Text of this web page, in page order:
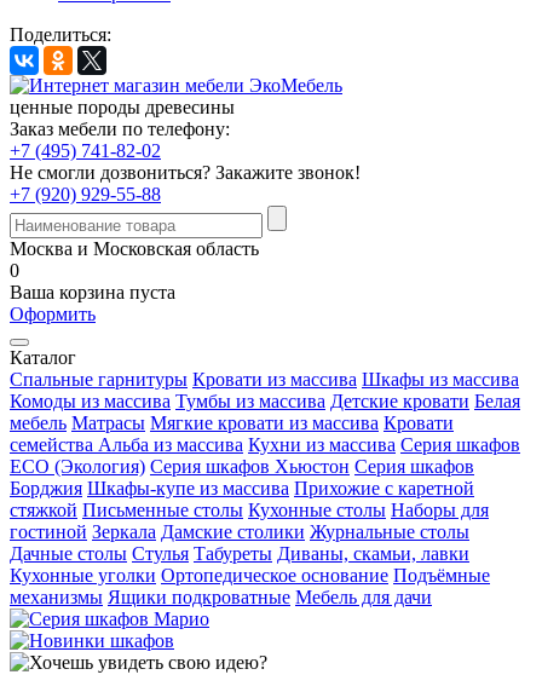
Поделиться:
ценные породы древесины
Заказ мебели по телефону:
+7 (495) 741-82-02
Не смогли дозвониться? Закажите звонок!
+7 (920) 929-55-88
Москва и Московская область
0
Ваша корзина пуста
Оформить
Каталог
Спальные гарнитуры Кровати из массива Шкафы из массива
Комоды из массива Тумбы из массива Детские кровати Белая
мебель Матрасы Мягкие кровати из массива Кровати
семейства Альба из массива Кухни из массива Серия шкафов
ECO (Экология) Серия шкафов Хьюстон Серия шкафов
Борджия Шкафы-купе из массива Прихожие с каретной
стяжкой Письменные столы Кухонные столы Наборы для
гостиной Зеркала Дамские столики Журнальные столы
Дачные столы Стулья Табуреты Диваны, скамьи, лавки
Кухонные уголки Ортопедическое основание Подъёмные
механизмы Ящики подкроватные Мебель для дачи